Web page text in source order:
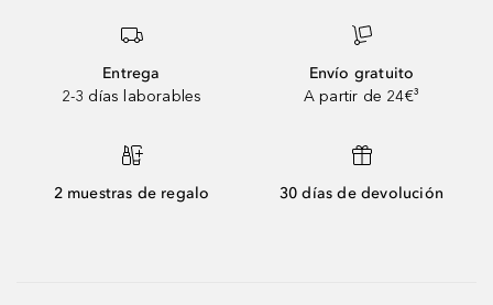
Entrega
2-3 días laborables
Envío gratuito
A partir de 24€³
2 muestras de regalo 30 días de devolución